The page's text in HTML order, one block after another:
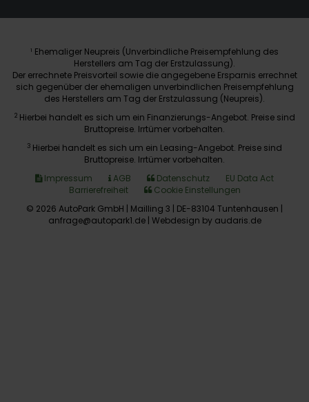
1 Ehemaliger Neupreis (Unverbindliche Preisempfehlung des
Herstellers am Tag der Erstzulassung).
Der errechnete Preisvorteil sowie die angegebene Ersparnis errechnet
sich gegenüber der ehemaligen unverbindlichen Preisempfehlung
des Herstellers am Tag der Erstzulassung (Neupreis).
2 Hierbei handelt es sich um ein Finanzierungs-Angebot. Preise sind
Bruttopreise. Irrtümer vorbehalten.
3 Hierbei handelt es sich um ein Leasing-Angebot. Preise sind
Bruttopreise. Irrtümer vorbehalten.
Impressum
AGB Datenschutz
EU Data Act
Barrierefreiheit
Cookie Einstellungen
© 2026 AutoPark GmbH | Mailling 3 | DE-83104 Tuntenhausen |
anfrage@autopark1.de | Webdesign by audaris.de